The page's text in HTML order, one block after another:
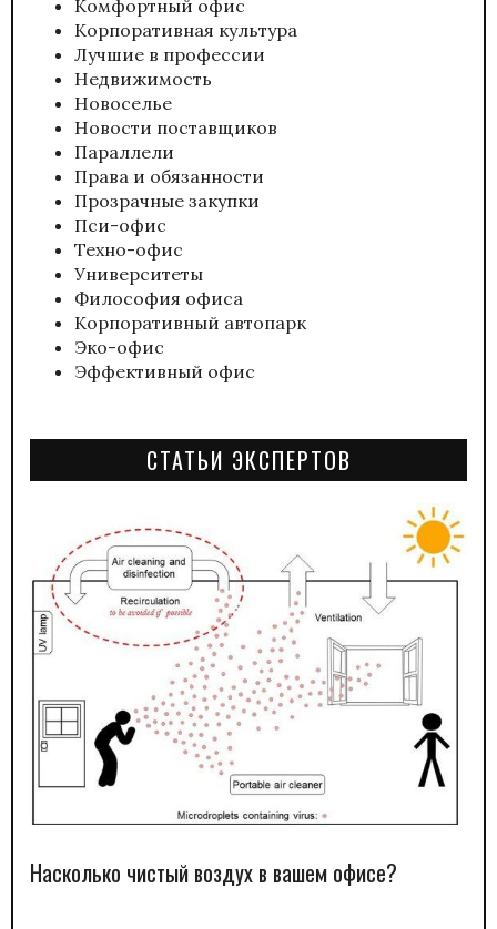
Комфортный офис
Корпоративная культура
Лучшие в профессии
Недвижимость
Новоселье
Новости поставщиков
Параллели
Права и обязанности
Прозрачные закупки
Пси-офис
Техно-офис
Университеты
Философия офиса
Корпоративный автопарк
Эко-офис
Эффективный офис
СТАТЬИ ЭКСПЕРТОВ
Насколько чистый воздух в вашем офисе?